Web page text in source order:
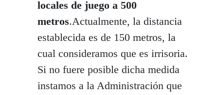
locales de juegoa 500
metros.Actualmente, la distancia
establecida es de 150 metros, la
cual consideramos que es irrisoria.
Si no fuere posible dicha medida
instamos a la Administración que